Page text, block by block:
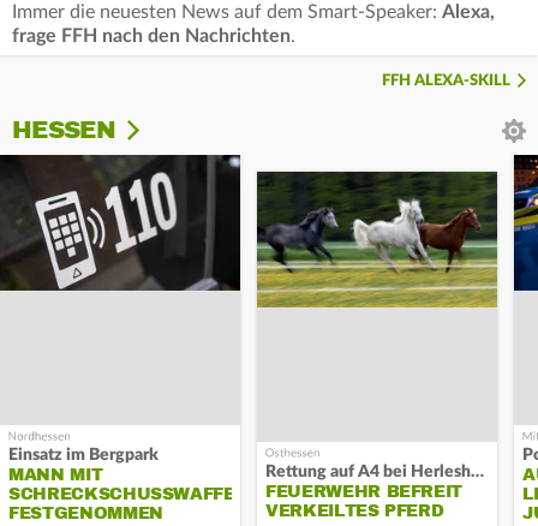
Immer die neuesten News auf dem Smart-Speaker: Alexa,
frage FFH nach den Nachrichten.
FFH ALEXA-SKILL
HESSEN
Einsatz im Bergpark
MANN MIT
SCHRECKSCHUSSWAFFE
FESTGENOMMEN
Rettung auf A4 bei Herleshausen
FEUERWEHR BEFREIT
VERKEILTES PFERD